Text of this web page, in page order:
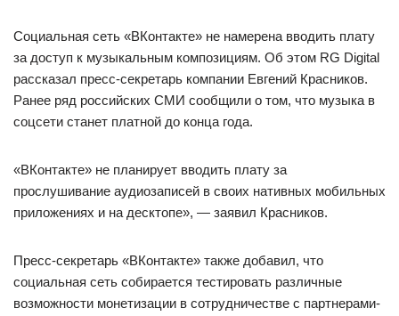
Социальная сеть «ВКонтакте» не намерена вводить плату
за доступ к музыкальным композициям. Об этом RG Digital
рассказал пресс-секретарь компании Евгений Красников.
Ранее ряд российских СМИ сообщили о том, что музыка в
соцсети станет платной до конца года.
«ВКонтакте» не планирует вводить плату за
прослушивание аудиозаписей в своих нативных мобильных
приложениях и на десктопе», — заявил Красников.
Пресс-секретарь «ВКонтакте» также добавил, что
социальная сеть собирается тестировать различные
возможности монетизации в сотрудничестве с партнерами-